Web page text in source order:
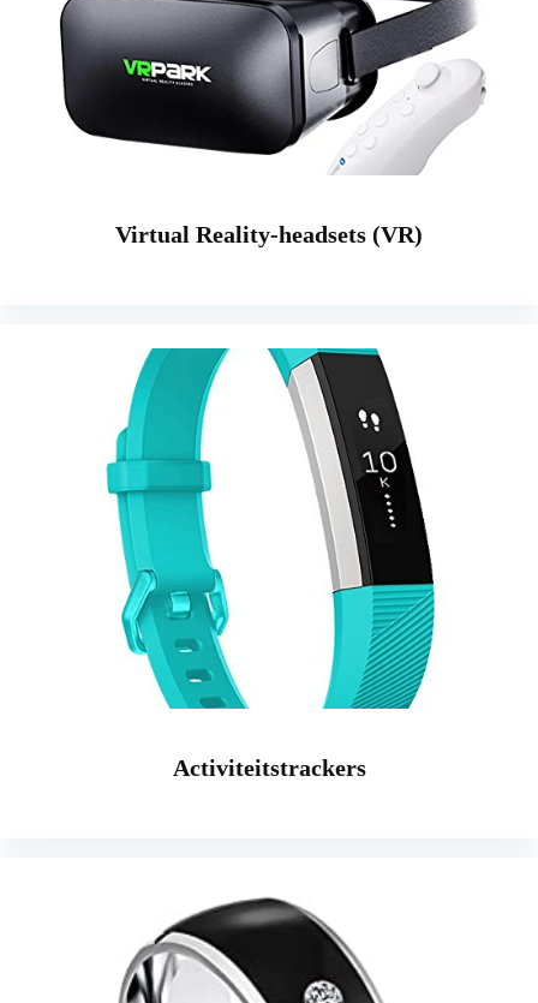
Virtual Reality-headsets (VR)
Activiteitstrackers